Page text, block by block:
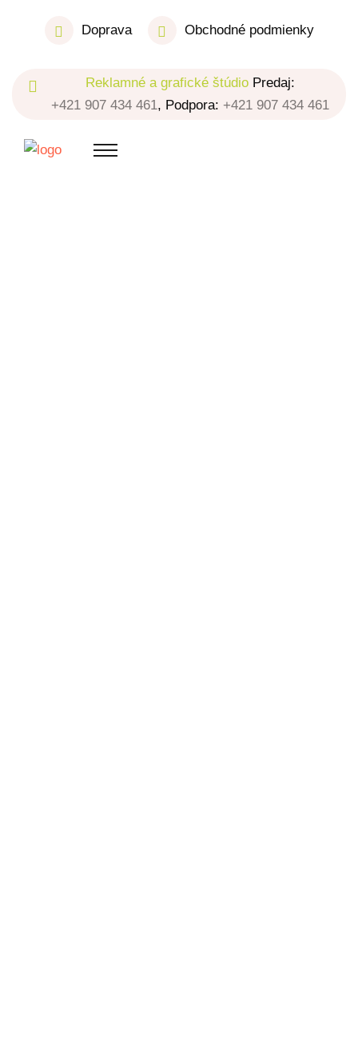
Doprava Obchodné podmienky
Reklamné a grafické štúdio Predaj:
+421 907 434 461, Podpora: +421 907 434 461